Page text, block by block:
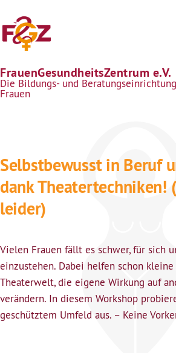
FrauenGesundheitsZentrum e.V.
Die Bildungs- und
Frauen
Selbstbewusst in Beruf
dank Theatertechniken!
leider)
Vielen Frauen fällt es schwer, für sich
einzustehen. Dabei helfen schon kleine
Theaterwelt, die eigene Wirkung auf
verändern. In diesem Workshop
geschütztem Umfeld aus. – Keine